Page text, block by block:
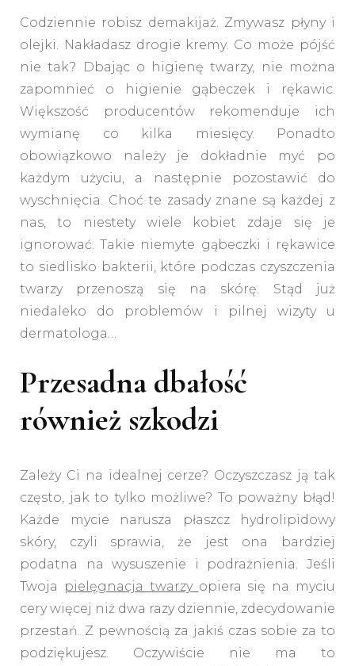
Codziennie robisz demakijaż. Zmywasz płyny i
olejki. Nakładasz drogie kremy. Co może pójść
nie tak? Dbając o higienę twarzy, nie można
zapomnieć o higienie gąbeczek i rękawic.
Większość producentów rekomenduje ich
wymianę co kilka miesięcy. Ponadto
obowiązkowo należy je dokładnie myć po
każdym użyciu, a następnie pozostawić do
wyschnięcia. Choć te zasady znane są każdej z
nas, to niestety wiele kobiet zdaje się je
ignorować. Takie niemyte gąbeczki i rękawice
to siedlisko bakterii, które podczas czyszczenia
twarzy przenoszą się na skórę. Stąd już
niedaleko do problemów i pilnej wizyty u
dermatologa…
Przesadna dbałość
również szkodzi
Zależy Ci na idealnej cerze? Oczyszczasz ją tak
często, jak to tylko możliwe? To poważny błąd!
Każde mycie narusza płaszcz hydrolipidowy
skóry, czyli sprawia, że jest ona bardziej
podatna na wysuszenie i podrażnienia. Jeśli
Twoja
pielęgnacja twarzy opiera się na myciu
cery więcej niż dwa razy dziennie, zdecydowanie
przestań. Z pewnością za jakiś czas sobie za to
podziękujesz. Oczywiście nie ma to